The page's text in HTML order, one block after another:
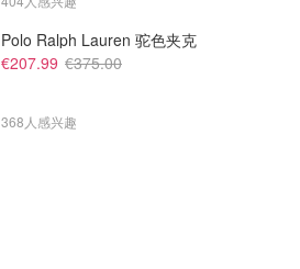
Polo Ralph Lauren 驼色夹克
€207.99 €375.00
368人感兴趣